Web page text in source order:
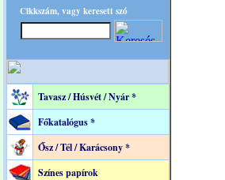
Cikkszám, vagy keresett szó
Tavasz / Húsvét / Nyár *
Főkatalógus *
Ősz / Tél / Karácsony *
Színes papírok